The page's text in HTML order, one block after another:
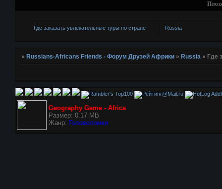
Где заказать увлекательные туры по стране Russia
»Russians-Africans Friends - Форум Друзей Африки »Russia » Где
Geography Game - Africa
Размер: 0.17 MB
Жанр: Головоломки